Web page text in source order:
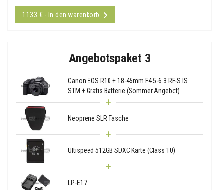
1133 € - In den warenkorb
Angebotspaket 3
Canon EOS R10 + 18-45mm F4.5-6.3 RF-S IS
STM + Gratis Batterie (Sommer Angebot)
Neoprene SLR Tasche
Ultispeed 512GB SDXC Karte (Class 10)
LP-E17